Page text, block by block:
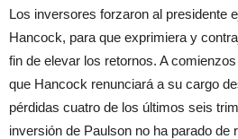
Los inversores forzaron al presidente
Hancock, para que exprimiera y
fin de elevar los retornos. A
que Hancock renunciará a su cargo
pérdidas cuatro de los últimos seis
inversión de Paulson no ha parado de